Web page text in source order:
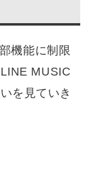
機能に制限
MUSIC
を見ていき